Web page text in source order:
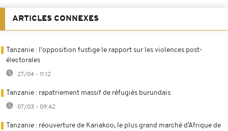
ARTICLES CONNEXES
Tanzanie : l'opposition fustige le rapport sur les violences post-
électorales
27/04 - 11:12
Tanzanie : rapatriement massif de réfugiés burundais
07/03 - 09:42
Tanzanie : réouverture de Kariakoo, le plus grand marché d’Afrique de